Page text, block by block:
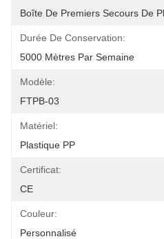
Boîte De Premiers Secours De
Durée De Conservation:
5000 Mètres Par Semaine
Modèle:
FTPB-03
Matériel:
Plastique PP
Certificat:
CE
Couleur:
Personnalisé